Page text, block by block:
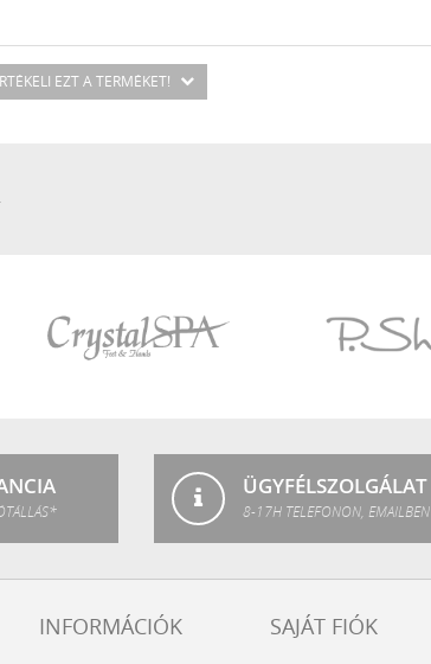
EZT A TERMÉKET!
ÜGYFÉLSZOLGÁLAT
8-17H TELEFONON, EMAILBEN
INFORMÁCIÓK SAJÁT FIÓK